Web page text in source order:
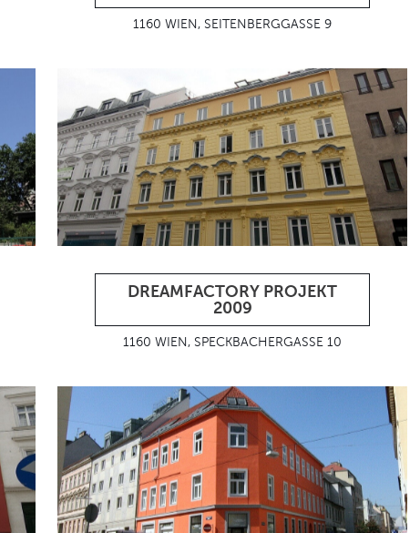
1160 WIEN, SEITENBERGGASSE 9
DREAMFACTORY PROJEKT
2009
1160 WIEN, SPECKBACHERGASSE 10